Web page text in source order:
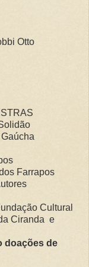
Otto
Farrapos
Cultural
Ciranda e
doações de